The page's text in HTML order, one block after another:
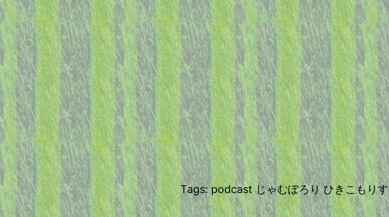
Tags: podcast じゃむぽろり ひきこもりす